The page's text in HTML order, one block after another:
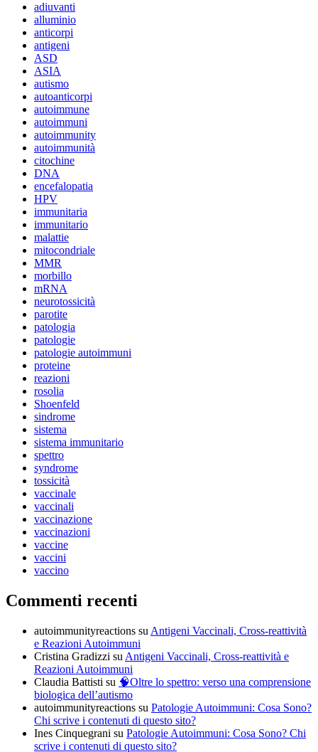
adiuvanti
alluminio
anticorpi
antigeni
ASD
ASIA
autismo
autoanticorpi
autoimmune
autoimmuni
autoimmunity
autoimmunità
citochine
DNA
encefalopatia
HPV
immunitaria
immunitario
malattie
mitocondriale
MMR
morbillo
mRNA
neurotossicità
parotite
patologia
patologie
patologie autoimmuni
proteine
reazioni
rosolia
Shoenfeld
sindrome
sistema
sistema immunitario
spettro
syndrome
tossicità
vaccinale
vaccinali
vaccinazione
vaccinazioni
vaccine
vaccini
vaccino
Commenti recenti
autoimmunityreactions su Antigeni Vaccinali, Cross-reattività
e Reazioni Autoimmuni
Cristina Gradizzi su Antigeni Vaccinali, Cross-reattività e
Reazioni Autoimmuni
Claudia Battisti su 🧠Oltre lo spettro: verso una comprensione
biologica dell’autismo
autoimmunityreactions su Patologie Autoimmuni: Cosa Sono?
Chi scrive i contenuti di questo sito?
Ines Cinquegrani su Patologie Autoimmuni: Cosa Sono? Chi
scrive i contenuti di questo sito?